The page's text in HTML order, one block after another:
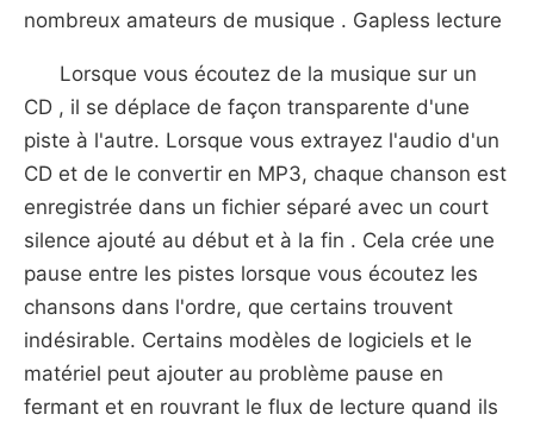
nombreux amateurs de musique . Gapless lecture
Lorsque vous écoutez de la musique sur un
CD , il se déplace de façon transparente d'une
piste à l'autre. Lorsque vous extrayez l'audio d'un
CD et de le convertir en MP3, chaque chanson est
enregistrée dans un fichier séparé avec un court
silence ajouté au début et à la fin . Cela crée une
pause entre les pistes lorsque vous écoutez les
chansons dans l'ordre, que certains trouvent
indésirable. Certains modèles de logiciels et le
matériel peut ajouter au problème pause en
fermant et en rouvrant le flux de lecture quand ils